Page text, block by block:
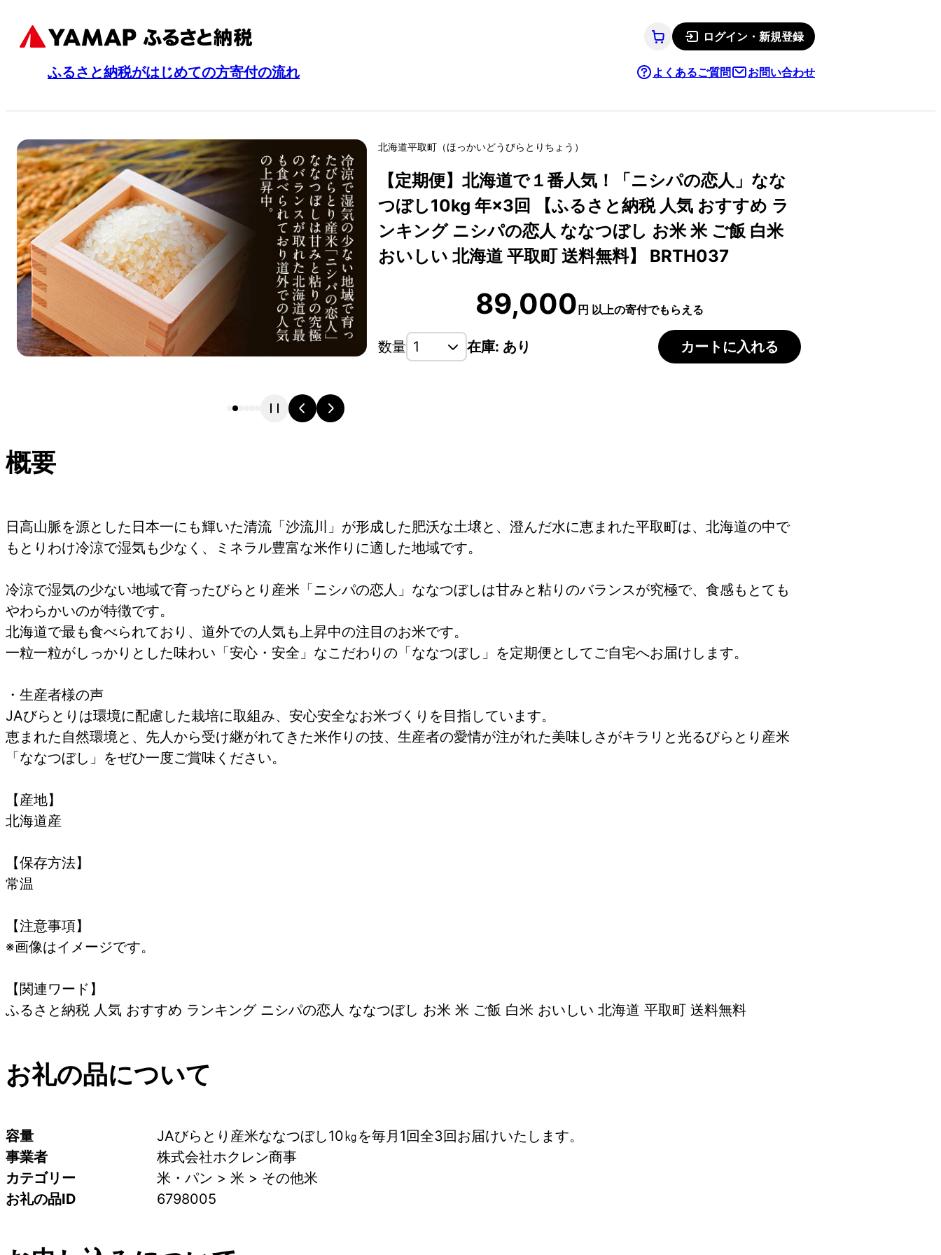
ログイン・新規登録
ふるさと納税がはじめての方寄付の流れ よくあるご質問 お問い合わせ
北海道平取町 （ほっかいどうびらとりちょう ）
【定期便】北海道で１番人気！「ニシパの恋人」なな
つぼし10kg 年×3回 【ふるさと納税 人気 おすすめ ラ
ンキング ニシパの恋人 ななつぼし お米 米 ご飯 白米
おいしい 北海道 平取町 送料無料】 BRTH037
89,000円 以上の寄付でもらえる
数量 在庫: あり カートに入れる
概要
日高山脈を源とした日本一にも輝いた清流「沙流川」が形成した肥沃な土壌と、澄んだ水に恵まれた平取町は、北海道の中で
もとりわけ冷涼で湿気も少なく、ミネラル豊富な米作りに適した地域です。
冷涼で湿気の少ない地域で育ったびらとり産米「ニシパの恋人」ななつぼしは甘みと粘りのバランスが究極で、食感もとても
やわらかいのが特徴です。
北海道で最も食べられており、道外での人気も上昇中の注目のお米です。
一粒一粒がしっかりとした味わい「安心・安全」なこだわりの「ななつぼし」を定期便としてご自宅へお届けします。
・生産者様の声
JAびらとりは環境に配慮した栽培に取組み、安心安全なお米づくりを目指しています。
恵まれた自然環境と、先人から受け継がれてきた米作りの技、生産者の愛情が注がれた美味しさがキラリと光るびらとり産米
「ななつぼし」をぜひ一度ご賞味ください。
【産地】
北海道産
【保存方法】
常温
【注意事項】
※画像はイメージです。
【関連ワード】
ふるさと納税 人気 おすすめ ランキング ニシパの恋人 ななつぼし お米 米 ご飯 白米 おいしい 北海道 平取町 送料無料
お礼の品について
容量
JAびらとり産米ななつぼし10㎏を毎月1回全3回お届けいたします。
事業者
株式会社ホクレン商事
カテゴリー
米・パン > 米 > その他米
お礼の品ID
6798005